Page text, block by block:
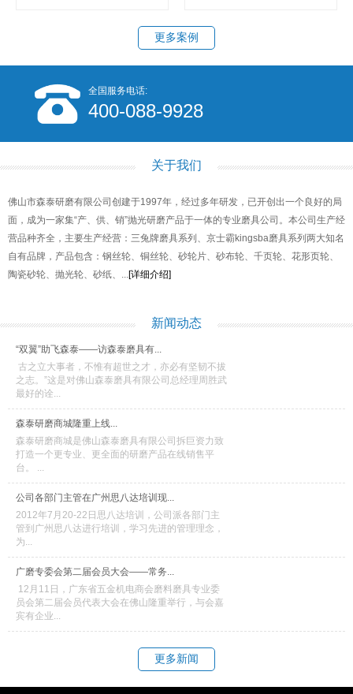
更多案例
全国服务电话:
400-088-9928
关于我们
佛山市森泰研磨有限公司创建于1997年，经过多年研发，已开创出一个良好的局
面，成为一家集“产、供、销”抛光研磨产品于一体的专业磨具公司。本公司生产经
营品种齐全，主要生产经营：三兔牌磨具系列、京士霸kingsba磨具系列两大知名
自有品牌，产品包含：钢丝轮、铜丝轮、砂轮片、砂布轮、千页轮、花形页轮、
陶瓷砂轮、抛光轮、砂纸、...[详细介绍]
新闻动态
“双翼”助飞森泰——访森泰磨具有...
古之立大事者，不惟有超世之才，亦必有坚韧不拔
之志。”这是对佛山森泰磨具有限公司总经理周胜武
最好的诠...
森泰研磨商城隆重上线...
森泰研磨商城是佛山森泰磨具有限公司拆巨资力致
打造一个更专业、更全面的研磨产品在线销售平
台。 ...
公司各部门主管在广州思八达培训现...
2012年7月20-22日思八达培训，公司派各部门主
管到广州思八达进行培训，学习先进的管理理念，
为...
广磨专委会第二届会员大会——常务...
12月11日，广东省五金机电商会磨料磨具专业委
员会第二届会员代表大会在佛山隆重举行，与会嘉
宾有企业...
更多新闻